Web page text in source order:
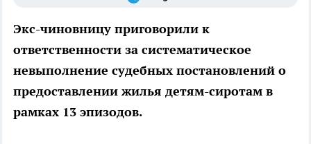
Экс-чиновницу приговорили к
ответственности за систематическое
невыполнение судебных постановлений о
предоставлении жилья детям-сиротам в
рамках 13 эпизодов.